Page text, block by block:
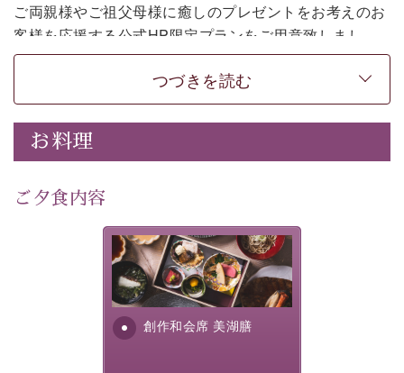
ご両親様やご祖父母様に癒しのプレゼントをお考えのお
客様を応援する公式HP限定プランをご用意致しまし
た。
日頃なかなか言えない感謝の気持ちを
お伝えし
てみてはいかがでしょうか。
-----------【安心への取り組み】----------
個室料亭、貸切風呂のご利用が可能な上、 安心安全にご
30項目以上からなる独自の衛生・消毒プログラムの基、
---------------------------------------------
・記念写真＆オリジナル【フォトフレームカード】プレ
思い出デザートプレート付き
つづきを読む
お料理
ご夕食内容
創作和会席 美湖膳
美湖膳とは諏訪の地で特別を
提供する為に料理長・神原 裕
明が考え出した創作和会席で
す。美しい諏訪湖の幸...